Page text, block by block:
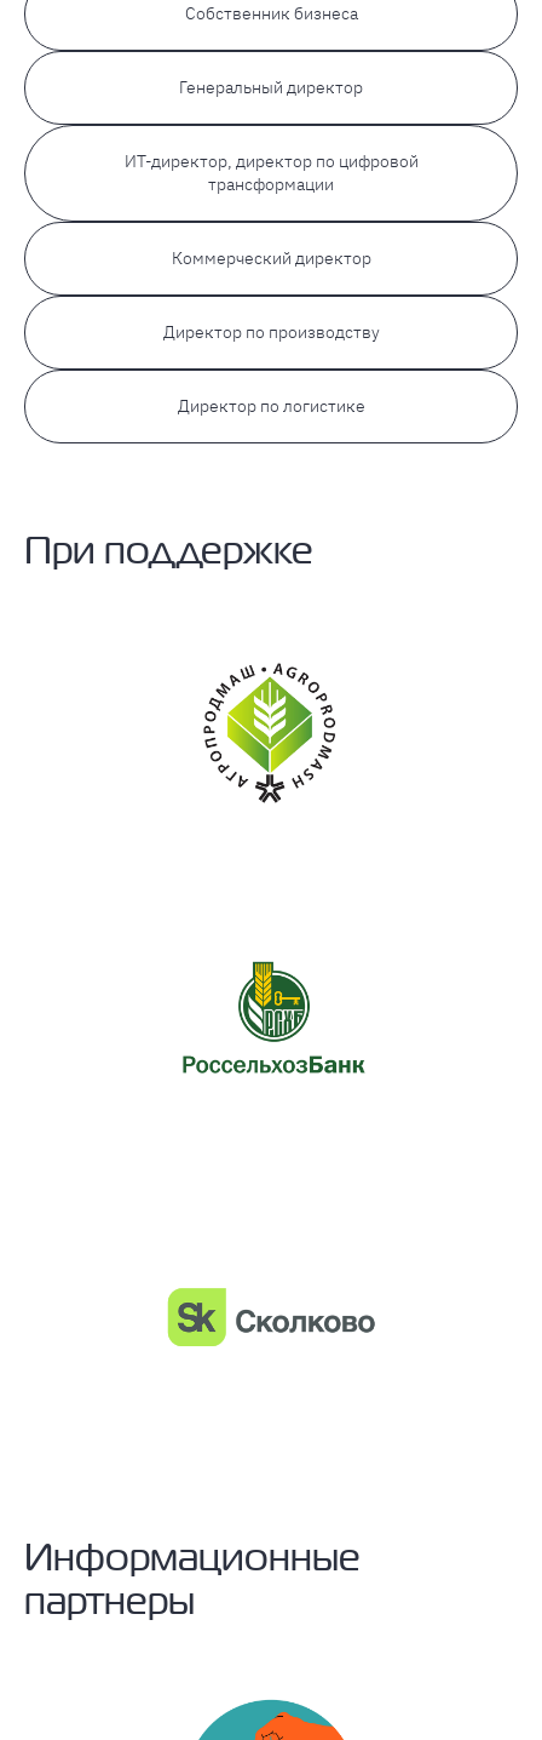
Собственник бизнеса
Генеральный директор
ИТ-директор, директор по цифровой
трансформации
Коммерческий директор
Директор по производству
Директор по логистике
При поддержке
Информационные
партнеры